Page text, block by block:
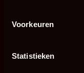
Voorkeuren
Statistieken